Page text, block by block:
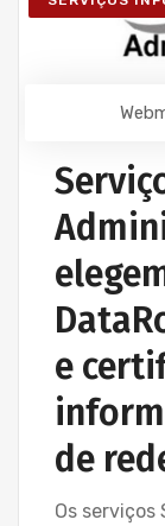
e
de
Os serviços